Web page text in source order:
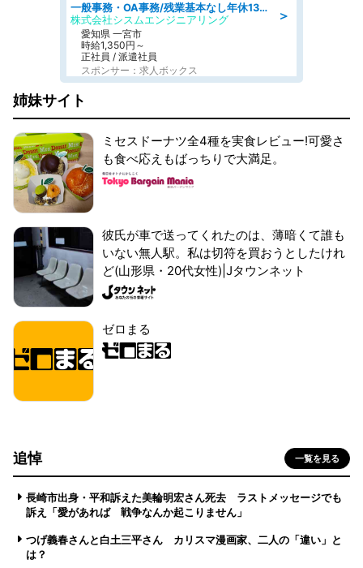
＞
一般事務・OA事務/残業基本なし年休130日社保完備の一般・調達事務
株式会社シスムエンジニアリング
愛知県 一宮市
時給1,350円～
正社員 / 派遣社員
スポンサー：求人ボックス
姉妹サイト
ミセスドーナツ全4種を実食レビュー!可愛さ
も食べ応えもばっちりで大満足。
彼氏が車で送ってくれたのは、薄暗くて誰も
いない無人駅。私は切符を買おうとしたけれ
ど(山形県・20代女性)|Jタウンネット
ゼロまる
追悼 一覧を見る
長崎市出身・平和訴えた美輪明宏さん死去 ラストメッセージでも
訴え「愛があれば 戦争なんか起こりません」
つげ義春さんと白土三平さん カリスマ漫画家、二人の「違い」と
は？